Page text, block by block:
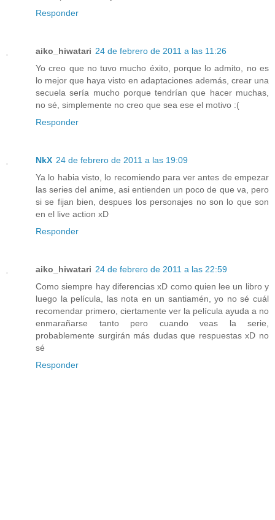
Responder
aiko_hiwatari 24 de febrero de 2011 a las 11:26
Yo creo que no tuvo mucho éxito, porque lo admito, no es
lo mejor que haya visto en adaptaciones además, crear una
secuela sería mucho porque tendrían que hacer muchas,
no sé, simplemente no creo que sea ese el motivo :(
Responder
NkX 24 de febrero de 2011 a las 19:09
Ya lo habia visto, lo recomiendo para ver antes de empezar
las series del anime, asi entienden un poco de que va, pero
si se fijan bien, despues los personajes no son lo que son
en el live action xD
Responder
aiko_hiwatari 24 de febrero de 2011 a las 22:59
Como siempre hay diferencias xD como quien lee un libro y
luego la película, las nota en un santiamén, yo no sé cuál
recomendar primero, ciertamente ver la película ayuda a no
enmarañarse tanto pero cuando veas la serie,
probablemente surgirán más dudas que respuestas xD no
sé
Responder